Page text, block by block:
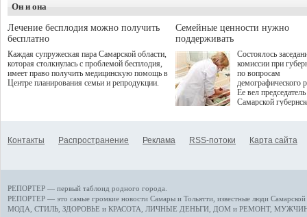
определенными
К ним можно
возникающие при
данными
более динамичного
проникновения
сегмент
отраслевое
рассказала Ольга
ходе сессии
качества жизни" в
ПМЭФ 2025. В
Он и она
Лечение бесплодия можно получить
бесплатно
Каждая супружеская пара Самарской области,
которая столкнулась с проблемой бесплодия,
имеет право получить медицинскую помощь в
Центре планирования семьи и репродукции.
Семейные ценности нужно
поддерживать
Состоялось
комиссии при
по вопросам
демографического
Ее вел председатель
Самарской
Контакты Распространение Реклама RSS-потоки Карта сайта
РЕПОРТЕР — первый таблоид родного города.
РЕПОРТЕР — это самые громкие новости Самары и Тольятти, известные люди
МОДА, СТИЛЬ ЗДОРОВЬЕ и КРАСОТА ЛИЧНЫЕ ДЕНЬГИ ДОМ и РЕМОНТ,